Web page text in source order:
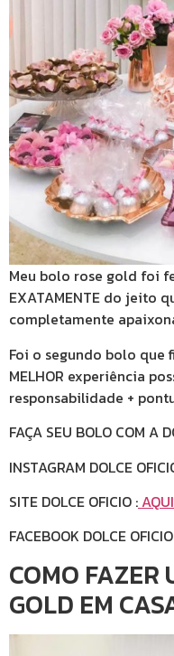
Meu bolo rose gold foi
EXATAMENTE do jeito
completamente
Foi o segundo bolo que
MELHOR experiência
responsabilidade +
FAÇA SEU BOLO COM A
INSTAGRAM DOLCE
SITE DOLCE OFICIO :AQUI
FACEBOOK DOLCE
COMO FAZER
GOLD EM